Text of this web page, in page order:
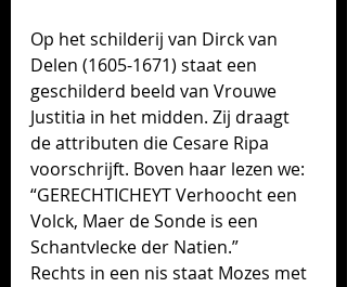
Op het schilderij van Dirck van
Delen (1605-1671) staat een
geschilderd beeld van Vrouwe
Justitia in het midden. Zij draagt
de attributen die Cesare Ripa
voorschrijft. Boven haar lezen we:
“GERECHTICHEYT Verhoocht een
Volck, Maer de Sonde is een
Schantvlecke der Natien.”
Rechts in een nis staat Mozes met